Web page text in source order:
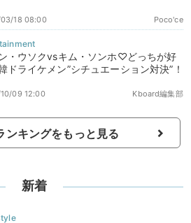
Poco'ce
18 08:00
・ウソクvsキム・ソンホ♡どっちが好
ドライケメン”シチュエーション対決”！
Kboard編集部
09 12:00
ンキングをもっと見る
新着